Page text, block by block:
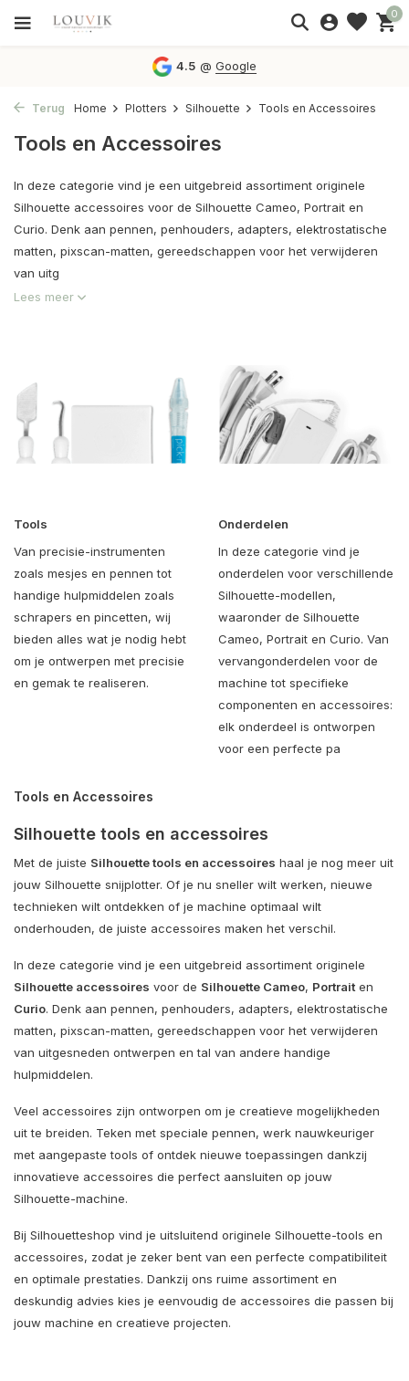
0
4.5 @Google
Terug Home Plotters Silhouette Tools en Accessoires
Tools en Accessoires
In deze categorie vind je een uitgebreid assortiment originele
Silhouette accessoires voor de Silhouette Cameo, Portrait en
Curio. Denk aan pennen, penhouders, adapters, elektrostatische
matten, pixscan-matten, gereedschappen voor het verwijderen
van uitg
Lees meer
Tools
Van precisie-instrumenten
zoals mesjes en pennen tot
handige hulpmiddelen zoals
schrapers en pincetten, wij
bieden alles wat je nodig hebt
om je ontwerpen met precisie
en gemak te realiseren.
Onderdelen
In deze categorie vind je
onderdelen voor verschillende
Silhouette-modellen,
waaronder de Silhouette
Cameo, Portrait en Curio. Van
vervangonderdelen voor de
machine tot specifieke
componenten en accessoires:
elk onderdeel is ontworpen
voor een perfecte pa
Tools en Accessoires
Silhouette tools en accessoires
Met de juiste Silhouette tools en accessoires haal je nog meer uit
jouw Silhouette snijplotter. Of je nu sneller wilt werken, nieuwe
technieken wilt ontdekken of je machine optimaal wilt
onderhouden, de juiste accessoires maken het verschil.
In deze categorie vind je een uitgebreid assortiment originele
Silhouette accessoires voor de Silhouette Cameo, Portrait en
Curio. Denk aan pennen, penhouders, adapters, elektrostatische
matten, pixscan-matten, gereedschappen voor het verwijderen
van uitgesneden ontwerpen en tal van andere handige
hulpmiddelen.
Veel accessoires zijn ontworpen om je creatieve mogelijkheden
uit te breiden. Teken met speciale pennen, werk nauwkeuriger
met aangepaste tools of ontdek nieuwe toepassingen dankzij
innovatieve accessoires die perfect aansluiten op jouw
Silhouette-machine.
Bij Silhouetteshop vind je uitsluitend originele Silhouette-tools en
accessoires, zodat je zeker bent van een perfecte compatibiliteit
en optimale prestaties. Dankzij ons ruime assortiment en
deskundig advies kies je eenvoudig de accessoires die passen bij
jouw machine en creatieve projecten.